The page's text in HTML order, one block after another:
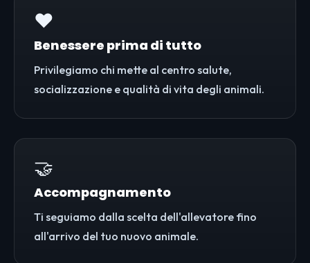
❤️
Benessere prima di tutto
Privilegiamo chi mette al centro salute,
socializzazione e qualità di vita degli animali.
🤝
Accompagnamento
Ti seguiamo dalla scelta dell'allevatore fino
all'arrivo del tuo nuovo animale.